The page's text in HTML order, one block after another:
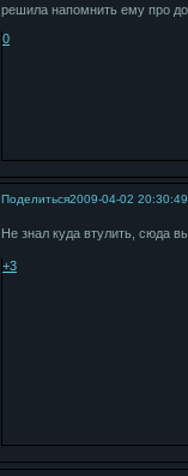
решила напомнить ему про
0
Поделиться2009-04-02 20:30:49
Не знал куда втулить, сюда
+3